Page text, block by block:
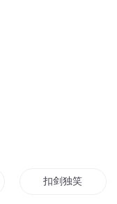
扣剑独笑